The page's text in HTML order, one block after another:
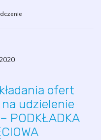
ofert
udzielenie
PODKŁADKA